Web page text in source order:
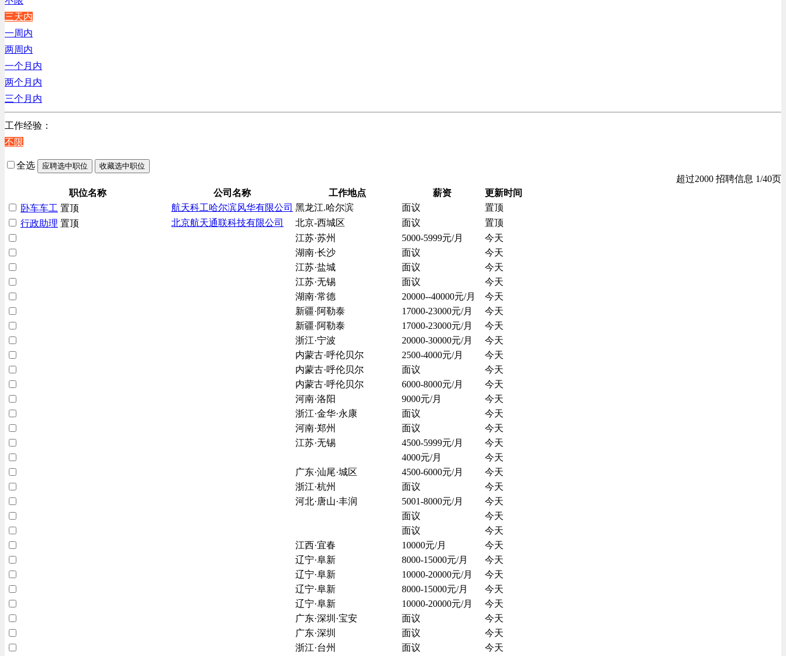
贸易/物流/仓储/采购类
客服及凯发娱乐网址的技术支持类
高级管理类
电子/电器/半导体类
电力电气/能源/自动化
程序/语言开发类
行政/后勤/文秘类
人力资源类
互联网/电子商务/游戏类
建筑装潢/市政建设类
通信/移动互联网/手机类
房地产开发/物业管理类
生产/加工/认证类
综合技术类
汽车/交通类
三天内
一周内
两周内
一个月内
两个月内
三个月内
工作经验：
不限
全选 应聘选中职位 收藏选中职位
超过2000 招聘信息 1/40页
职位名称
公司名称 工作地点 薪资
更新时间
卧车车工 置顶 航天科工哈尔滨风华有限公司 黑龙江.哈尔滨 面议
置顶
行政助理 置顶 北京航天通联科技有限公司 北京-西城区 面议
置顶
江苏·苏州
5000-5999元/月
今天
湖南·长沙
面议
今天
江苏·盐城
面议
今天
江苏·无锡
面议
今天
湖南·常德
20000--40000元/月
今天
新疆·阿勒泰
17000-23000元/月
今天
新疆·阿勒泰
17000-23000元/月
今天
浙江·宁波
20000-30000元/月
今天
内蒙古·呼伦贝尔
2500-4000元/月
今天
内蒙古·呼伦贝尔
面议
今天
内蒙古·呼伦贝尔
6000-8000元/月
今天
河南·洛阳
9000元/月
今天
浙江·金华·永康
面议
今天
河南·郑州
面议
今天
江苏·无锡
4500-5999元/月
今天
4000元/月
今天
广东·汕尾·城区
4500-6000元/月
今天
浙江·杭州
面议
今天
河北·唐山·丰润
5001-8000元/月
今天
面议
今天
面议
今天
江西·宜春
10000元/月
今天
辽宁·阜新
8000-15000元/月
今天
辽宁·阜新
10000-20000元/月
今天
辽宁·阜新
8000-15000元/月
今天
辽宁·阜新
10000-20000元/月
今天
广东·深圳·宝安
面议
今天
广东·深圳
面议
今天
浙江·台州
面议
今天